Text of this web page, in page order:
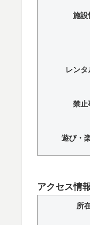
施設
レンタ
禁止
遊び・
アクセス情
所